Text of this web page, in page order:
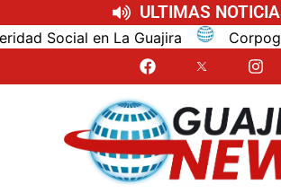
ULTIMAS
Corpoguajira y Distracción